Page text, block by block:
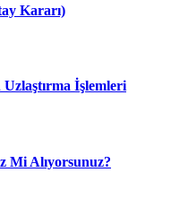
Kararı)
İşlemleri
Mi Alıyorsunuz?